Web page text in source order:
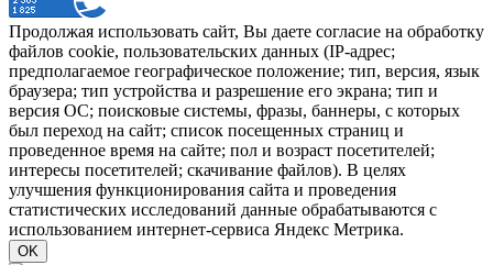
Продолжая использовать сайт, Вы даете согласие на обработку
файлов cookie, пользовательских данных (IP-адрес;
предполагаемое географическое положение; тип, версия, язык
браузера; тип устройства и разрешение его экрана; тип и
версия ОС; поисковые системы, фразы, баннеры, с которых
был переход на сайт; список посещенных страниц и
проведенное время на сайте; пол и возраст посетителей;
интересы посетителей; скачивание файлов). В целях
улучшения функционирования сайта и проведения
статистических исследований данные обрабатываются с
использованием интернет-сервиса Яндекс Метрика.
OK